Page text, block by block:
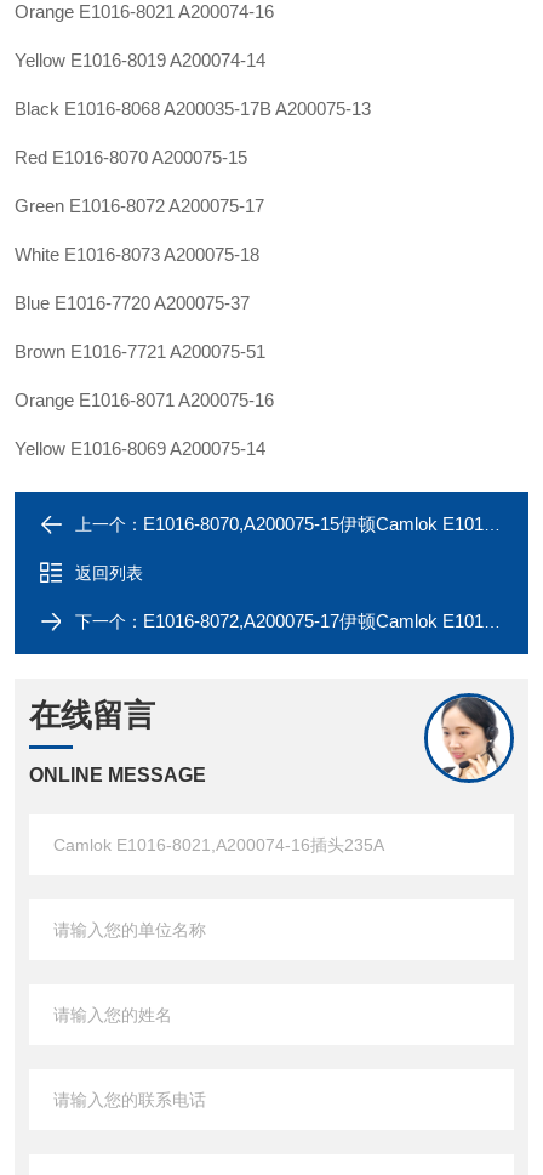
Orange E1016-8021 A200074-16
Yellow E1016-8019 A200074-14
Black E1016-8068A200035-17B A200075-13
Red E1016-8070 A200075-15
Green E1016-8072 A200075-17
White E1016-8073 A200075-18
Blue E1016-7720 A200075-37
Brown E1016-7721 A200075-51
Orange E1016-8071 A200075-16
Yellow E1016-8069 A200075-14
上一个： E1016-8070,A200075-15伊顿Camlok E1016-8020,A200074-15插头235A
返回列表
下一个： E1016-8072,A200075-17伊顿Camlok E1016-8022,A200074-17插头235A
在线留言
ONLINE MESSAGE